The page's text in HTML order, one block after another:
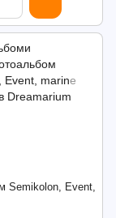
Semikolon, Event,